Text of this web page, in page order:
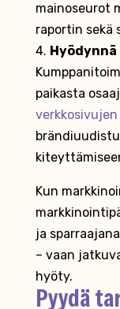
mainoseurot
raportin sekä
4.
paikasta
Kun
ja
– vaan
hyöty.
Pyydä